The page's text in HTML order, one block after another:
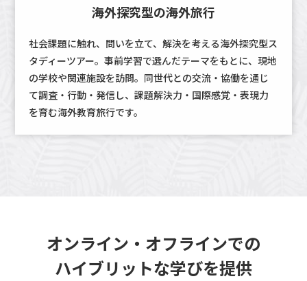
海外探究型の海外旅行
社会課題に触れ、問いを立て、解決を考える海外探究型ス
タディーツアー。事前学習で選んだテーマをもとに、現地
の学校や関連施設を訪問。同世代との交流・協働を通じ
て調査・行動・発信し、課題解決力・国際感覚・表現力
を育む海外教育旅行です。
オンライン・オフラインでの
ハイブリットな学びを提供